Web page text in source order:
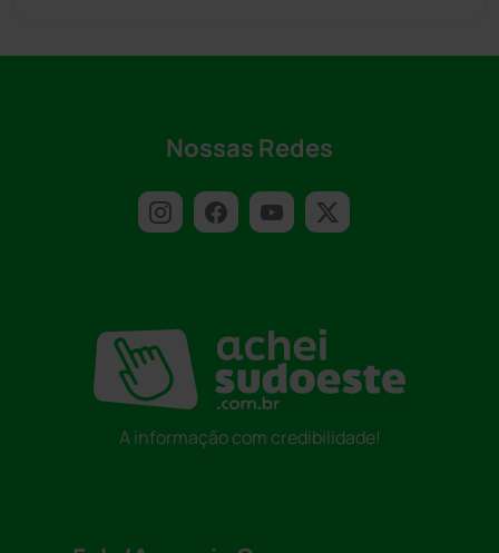
Nossas Redes
A informação com credibilidade!